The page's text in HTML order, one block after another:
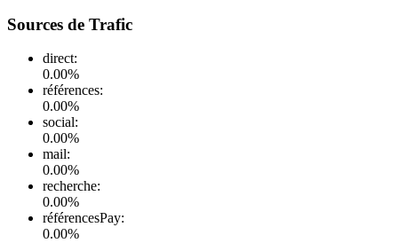
Sources de Trafic
direct:
0.00%
références:
0.00%
social:
0.00%
mail:
0.00%
recherche:
0.00%
référencesPay:
0.00%